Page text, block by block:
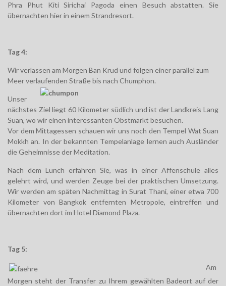
Phra Phut Kiti Sirichai Pagoda einen Besuch abstatten. Sie
übernachten hier in einem Strandresort.
Tag 4:
Wir verlassen am Morgen Ban Krud und folgen einer parallel zum
Meer verlaufenden Straße bis nach Chumphon.
Unser
nächstes Ziel liegt 60 Kilometer südlich und ist der Landkreis Lang
Suan, wo wir einen interessanten Obstmarkt besuchen.
Vor dem Mittagessen schauen wir uns noch den Tempel Wat Suan
Mokkh an. In der bekannten Tempelanlage lernen auch Ausländer
die Geheimnisse der Meditation.
Nach dem Lunch erfahren Sie, was in einer Affenschule alles
gelehrt wird, und werden Zeuge bei der praktischen Umsetzung.
Wir werden am späten Nachmittag in Surat Thani, einer etwa 700
Kilometer von Bangkok entfernten Metropole, eintreffen und
übernachten dort im Hotel Diamond Plaza.
Tag 5:
Am
Morgen steht der Transfer zu Ihrem gewählten Badeort auf der